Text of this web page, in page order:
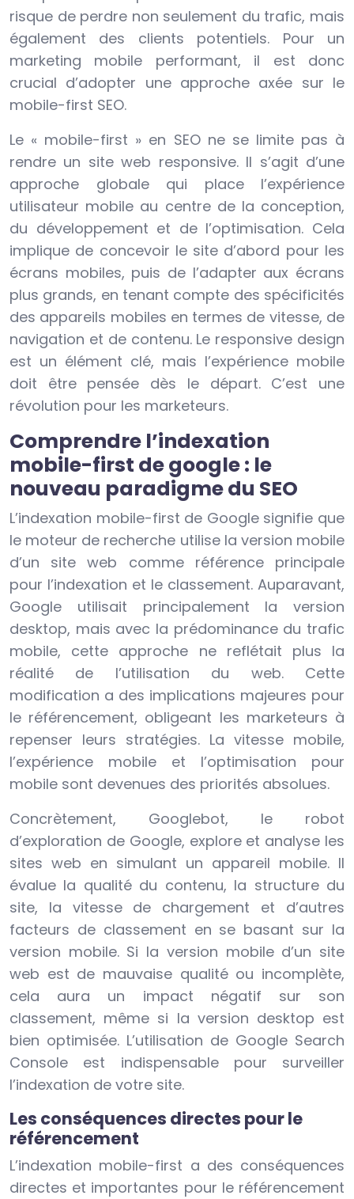
risque de perdre non seulement du trafic, mais
également des clients potentiels. Pour un
marketing mobile performant, il est donc
crucial d’adopter une approche axée sur le
mobile-first SEO.
Le « mobile-first » en SEO ne se limite pas à
rendre un site web responsive. Il s’agit d’une
approche globale qui place l’expérience
utilisateur mobile au centre de la conception,
du développement et de l’optimisation. Cela
implique de concevoir le site d’abord pour les
écrans mobiles, puis de l’adapter aux écrans
plus grands, en tenant compte des spécificités
des appareils mobiles en termes de vitesse, de
navigation et de contenu. Le responsive design
est un élément clé, mais l’expérience mobile
doit être pensée dès le départ. C’est une
révolution pour les marketeurs.
Comprendre l’indexation
mobile-first de google : le
nouveau paradigme du SEO
L’indexation mobile-first de Google signifie que
le moteur de recherche utilise la version mobile
d’un site web comme référence principale
pour l’indexation et le classement. Auparavant,
Google utilisait principalement la version
desktop, mais avec la prédominance du trafic
mobile, cette approche ne reflétait plus la
réalité de l’utilisation du web. Cette
modification a des implications majeures pour
le référencement, obligeant les marketeurs à
repenser leurs stratégies. La vitesse mobile,
l’expérience mobile et l’optimisation pour
mobile sont devenues des priorités absolues.
Concrètement, Googlebot, le robot
d’exploration de Google, explore et analyse les
sites web en simulant un appareil mobile. Il
évalue la qualité du contenu, la structure du
site, la vitesse de chargement et d’autres
facteurs de classement en se basant sur la
version mobile. Si la version mobile d’un site
web est de mauvaise qualité ou incomplète,
cela aura un impact négatif sur son
classement, même si la version desktop est
bien optimisée. L’utilisation de Google Search
Console est indispensable pour surveiller
l’indexation de votre site.
Les conséquences directes pour le
référencement
L’indexation mobile-first a des conséquences
directes et importantes pour le référencement